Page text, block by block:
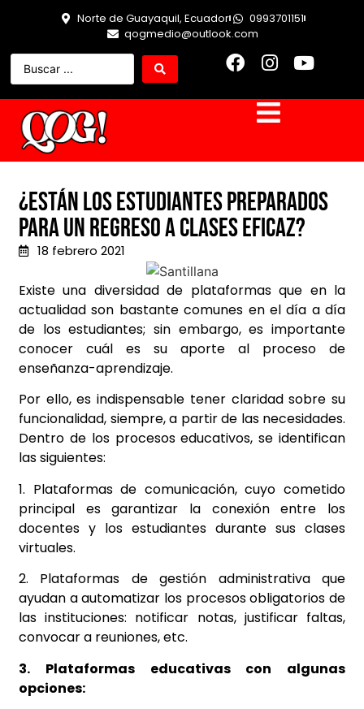
Norte de Guayaquil, Ecuador
0993701151
qogmedio@outlook.com
¿Están los estudiantes preparados
para un regreso a clases eficaz?
18 febrero 2021
Existe una diversidad de plataformas que en la
actualidad son bastante comunes en el día a día
de los estudiantes; sin embargo, es importante
conocer cuál es su aporte al proceso de
enseñanza-aprendizaje.
Por ello, es indispensable tener claridad sobre su
funcionalidad, siempre, a partir de las necesidades.
Dentro de los procesos educativos, se identifican
las siguientes:
1. Plataformas de comunicación, cuyo cometido
principal es garantizar la conexión entre los
docentes y los estudiantes durante sus clases
virtuales.
2. Plataformas de gestión administrativa que
ayudan a automatizar los procesos obligatorios de
las instituciones: notificar notas, justificar faltas,
convocar a reuniones, etc.
3. Plataformas educativas con algunas
opciones: